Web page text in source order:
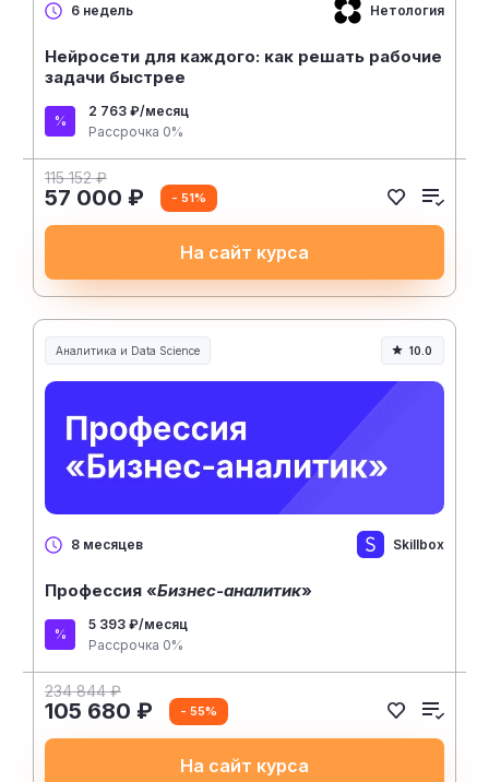
6 недель Нетология
Нейросети для каждого: как решать рабочие
задачи быстрее
2 763 ₽/месяц
Рассрочка 0%
115 152 ₽
57 000 ₽ - 51%
На сайт курса
Аналитика и Data Science 10.0
8 месяцев Skillbox
Профессия «Бизнес-аналитик»
5 393 ₽/месяц
Рассрочка 0%
234 844 ₽
105 680 ₽ - 55%
На сайт курса